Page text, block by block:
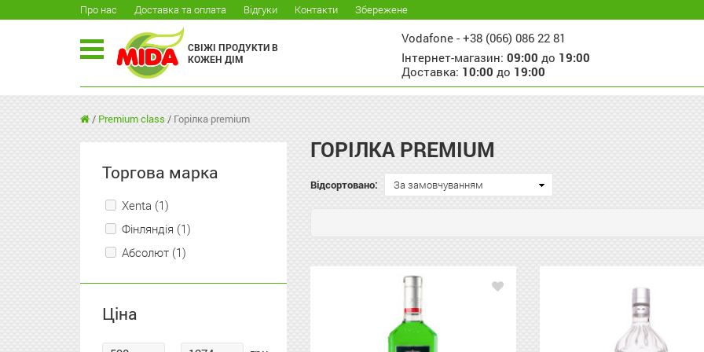
Про нас Доставка та оплата Відгуки Контакти Збережене
СВІЖІ ПРОДУКТИ В
КОЖЕН ДІМ
Vodafone - +38 (066) 086 22 81
Інтернет-магазин: 09:00 до 19:00
Доставка: 10:00 до 19:00
/ Premium class / Горілка premium
Торгова марка
Xenta (1)
Фінляндія (1)
Абсолют (1)
Ціна
ГОРІЛКА PREMIUM
Відсортовано: За замовчуванням